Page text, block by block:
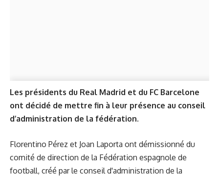
Les présidents du Real Madrid et du FC Barcelone
ont décidé de mettre fin à leur présence au conseil
d’administration de la fédération.
Florentino Pérez et Joan Laporta ont démissionné du
comité de direction de la Fédération espagnole de
football, créé par le conseil d'administration de la